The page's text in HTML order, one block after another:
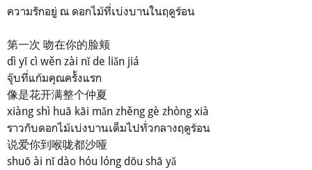
ความรักอยู่ ณ ดอกไม้ที่เบ่งบานในฤดูร้อน
第一次 吻在你的脸颊
dì yī cì wěn zài nǐ de liǎn jiá
จุ๊บที่แก้มคุณครั้งแรก
像是花开满整个仲夏
xiàng shì huā kāi mǎn zhěng gè zhòng xià
ราวกับดอกไม้เบ่งบานเต็มไปทั่วกลางฤดูร้อน
说爱你到喉咙都沙哑
shuō ài nǐ dào hóu lóng dōu shā yǎ